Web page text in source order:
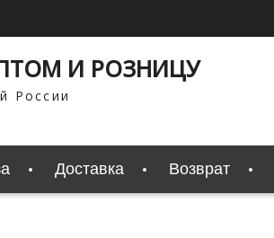
И РОЗНИЦУ
России
Доставка Возврат